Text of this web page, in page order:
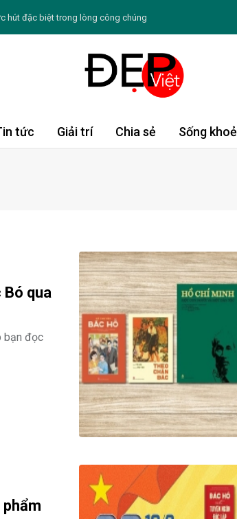
hút đặc biệt trong lòng công chúng
thứ sáu ngày 7/8/2026: Song Tử sống động
phá giới hạn và tự tin khẳng định bản thân
được du khách châu Âu tìm kiếm nhiều nhất hè
loạt trang phục thanh lịch
tức Giải trí Chia sẻ Sống khoẻ
Bó qua
bạn đọc